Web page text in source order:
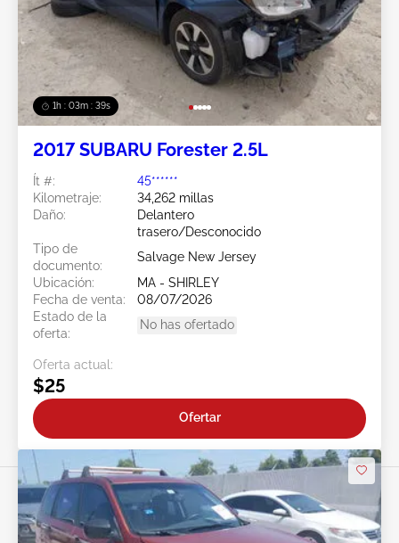
1h : 03m : 37s
2017 SUBARU Forester 2.5L
Ít #:
45******
Kilometraje:
34,262 millas
Daño:
Delantero
trasero/Desconocido
Tipo de
documento:
Salvage New Jersey
Ubicación:
MA - SHIRLEY
Fecha de venta:
08/07/2026
Estado de la
oferta:
No has ofertado
Oferta actual:
$25
Ofertar